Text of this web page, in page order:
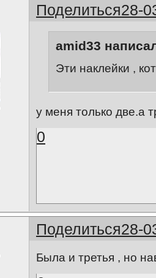
Поделиться28-
amid33
Эти наклейки ,
у меня только две.а
0
Поделиться28-
Была и третья , но